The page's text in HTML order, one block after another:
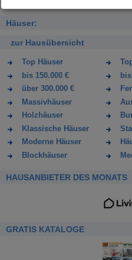
Häuser:
zur Hausübersicht
Top Häuser
bis 150.000 €
über 300.000 €
Massivhäuser
Holzhäuser
Klassische Häuser
Moderne Häuser
Blockhäuser
HAUSANBIETER DES MONATS
GRATIS KATALOGE